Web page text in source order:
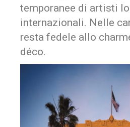
temporanee di artisti
internazionali. Nelle
resta fedele allo
déco.